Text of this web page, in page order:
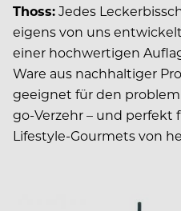
Thoss:Jedes
eigens von uns
einer hochwertigen
Ware aus nachhaltiger
geeignet für den
go-Verzehr – und perfekt
Lifestyle-Gourmets von